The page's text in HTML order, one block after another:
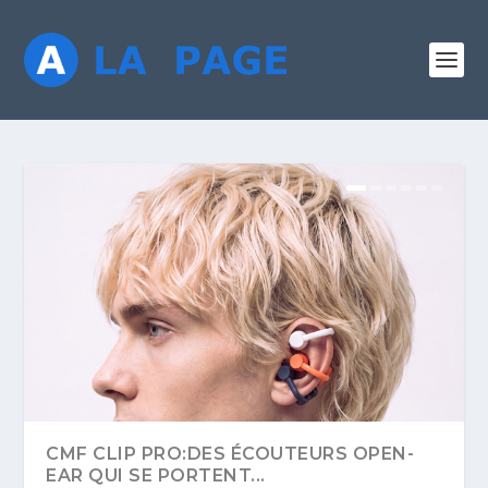
CMF CLIP PRO:DES ÉCOUTEURS OPEN-
EAR QUI SE PORTENT...